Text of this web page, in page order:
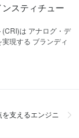
スティチュー
は アナログ・デ
現する ブランディ
支えるエンジニ